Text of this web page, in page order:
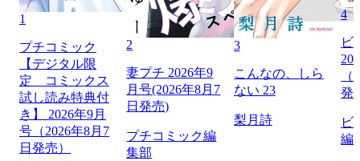
1
プチコミック
【デジタル限
定 コミックス
試し読み特典付
き】 2026年9月
号（2026年8月7
日発売）
2
妻プチ 2026年9
月号(2026年8月7
日発売)
プチコミック編
集部
3
こんなの、しら
ない 23
梨月詩
4
ビ
発
ビ
編